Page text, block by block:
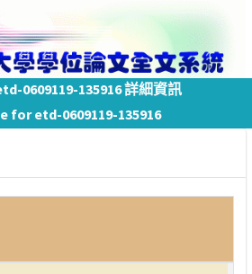
0609119-135916 詳細資訊
for etd-0609119-135916